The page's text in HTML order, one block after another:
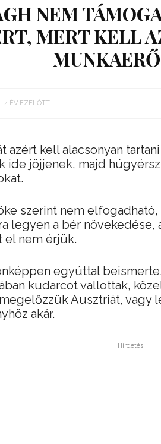
NEM
MERT KELL
MUNKAERŐ
4 ÉV EZELŐTT
azért kell alacsonyan
ide jöjjenek, majd
szerint nem
legyen a bér növekedése,
el nem érjük.
egyúttal
kudarcot vallottak,
Ausztriát, vagy
akár.
Hirdetés